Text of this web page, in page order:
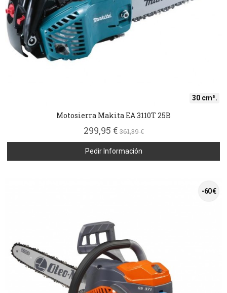
30 cm³.
Motosierra Makita EA 3110T 25B
299,95 €361,39 €
Pedir Información
-60 €